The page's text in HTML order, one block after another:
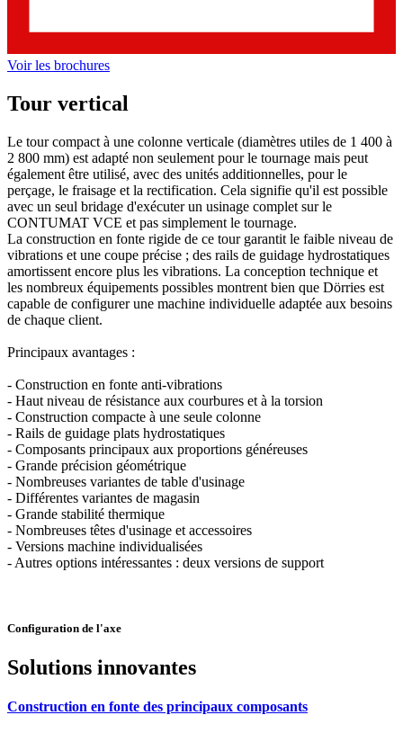
Voir les brochures
Tour vertical
Le tour compact à une colonne verticale (diamètres utiles de 1 400 à
2 800 mm) est adapté non seulement pour le tournage mais peut
également être utilisé, avec des unités additionnelles, pour le
perçage, le fraisage et la rectification. Cela signifie qu'il est possible
avec un seul bridage d'exécuter un usinage complet sur le
CONTUMAT VCE et pas simplement le tournage.
La construction en fonte rigide de ce tour garantit le faible niveau de
vibrations et une coupe précise ; des rails de guidage hydrostatiques
amortissent encore plus les vibrations. La conception technique et
les nombreux équipements possibles montrent bien que Dörries est
capable de configurer une machine individuelle adaptée aux besoins
de chaque client.
Principaux avantages :
- Construction en fonte anti-vibrations
- Haut niveau de résistance aux courbures et à la torsion
- Construction compacte à une seule colonne
- Rails de guidage plats hydrostatiques
- Composants principaux aux proportions généreuses
- Grande précision géométrique
- Nombreuses variantes de table d'usinage
- Différentes variantes de magasin
- Grande stabilité thermique
- Nombreuses têtes d'usinage et accessoires
- Versions machine individualisées
- Autres options intéressantes : deux versions de support
Configuration de l'axe
Solutions innovantes
Construction en fonte des principaux composants